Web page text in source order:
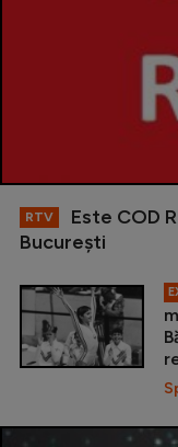
RTV
Este COD
Bucureşti